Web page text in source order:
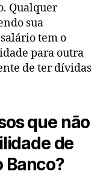
Qualquer
sua
tem o
para outra
de ter dívidas
que não
de
Banco?